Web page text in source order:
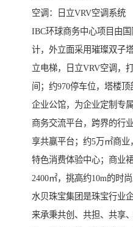
空调：日立VRV空调系统
IBC环球商务中心项目由
计，外立面采用璀璨双子
立电梯，日立VRV空调，
间；约970停车位，塔楼
企业公馆，为企业定制专
商务交流平台，跨界的行
享共赢平台；约5万㎡商
特色消费体验中心；商业
2400㎡，挑高约10m的时尚
水贝珠宝集团是珠宝行业
来承秉共创、共担、共享